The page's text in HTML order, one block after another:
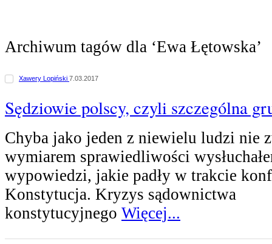
Archiwum tagów dla ‘Ewa Łętowska’
Xawery Lopiński 7.03.2017
Sędziowie polscy, czyli szczególna
Chyba jako jeden z niewielu ludzi nie
wymiarem sprawiedliwości
wypowiedzi, jakie padły w trakcie
Konstytucja. Kryzys sądownictwa
konstytucyjnego Więcej...